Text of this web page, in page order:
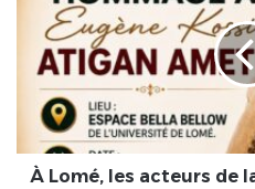
acteurs
culture
des
médias
À Lomé, les acteurs de